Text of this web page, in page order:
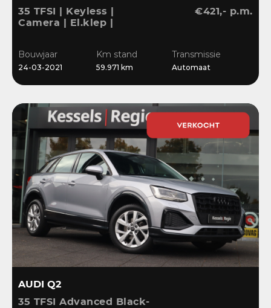
35 TFSI | Keyless |
Camera | El.klep |
€421,- p.m.
Bouwjaar
24-03-2021
Km stand
59.971 km
Transmissie
Automaat
AUDI Q2
35 TFSI Advanced Black-